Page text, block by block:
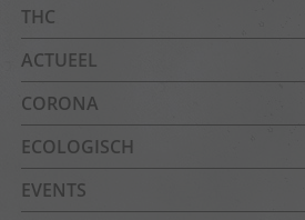
THC
ACTUEEL
CORONA
ECOLOGISCH
EVENTS